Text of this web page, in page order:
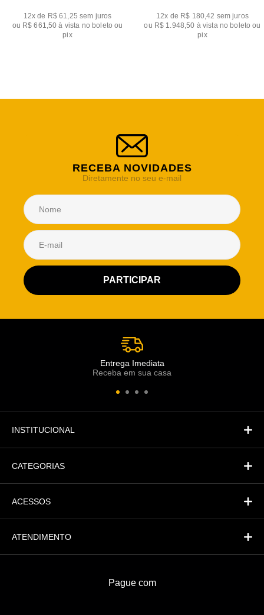
12x de R$ 61,25 sem juros
ou R$ 661,50 à vista no boleto ou
pix
12x de R$ 180,42 sem juros
ou R$ 1.948,50 à vista no boleto ou
pix
RECEBA NOVIDADES
Diretamente no seu e-mail
Entrega Imediata
Receba em sua casa
INSTITUCIONAL
CATEGORIAS
ACESSOS
ATENDIMENTO
Pague com
Atendimento Rei de Casa